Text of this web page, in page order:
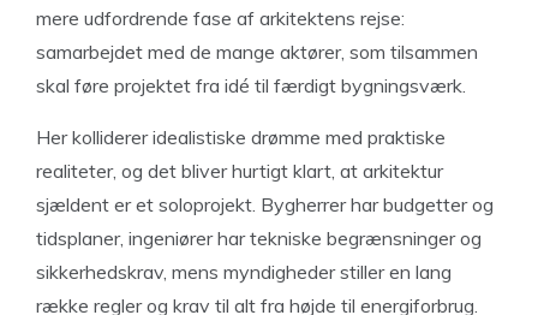
mere udfordrende fase af arkitektens rejse:
samarbejdet med de mange aktører, som tilsammen
skal føre projektet fra idé til færdigt bygningsværk.
Her kolliderer idealistiske drømme med praktiske
realiteter, og det bliver hurtigt klart, at arkitektur
sjældent er et soloprojekt. Bygherrer har budgetter og
tidsplaner, ingeniører har tekniske begrænsninger og
sikkerhedskrav, mens myndigheder stiller en lang
række regler og krav til alt fra højde til energiforbrug.